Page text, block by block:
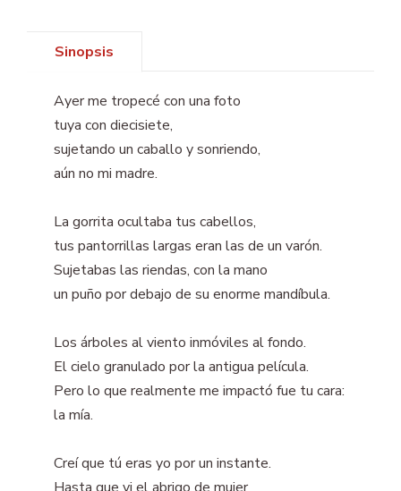
Sinopsis
Ayer me tropecé con una foto
tuya con diecisiete,
sujetando un caballo y sonriendo,
aún no mi madre.
La gorrita ocultaba tus cabellos,
tus pantorrillas largas eran las de un varón.
Sujetabas las riendas, con la mano
un puño por debajo de su enorme mandíbula.
Los árboles al viento inmóviles al fondo.
El cielo granulado por la antigua película.
Pero lo que realmente me impactó fue tu cara:
la mía.
Creí que tú eras yo por un instante.